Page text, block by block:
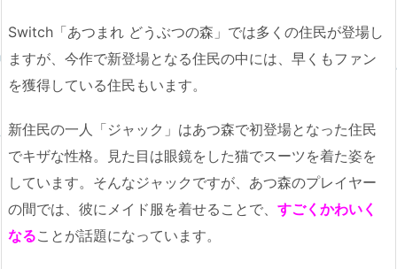
Switch「あつまれ どうぶつの森」では多くの住民が登場し
ますが、今作で新登場となる住民の中には、早くもファン
を獲得している住民もいます。
新住民の一人「ジャック」はあつ森で初登場となった住民
でキザな性格。見た目は眼鏡をした猫でスーツを着た姿を
しています。そんなジャックですが、あつ森のプレイヤー
の間では、彼にメイド服を着せることで、 すごくかわいく
なることが話題になっています。